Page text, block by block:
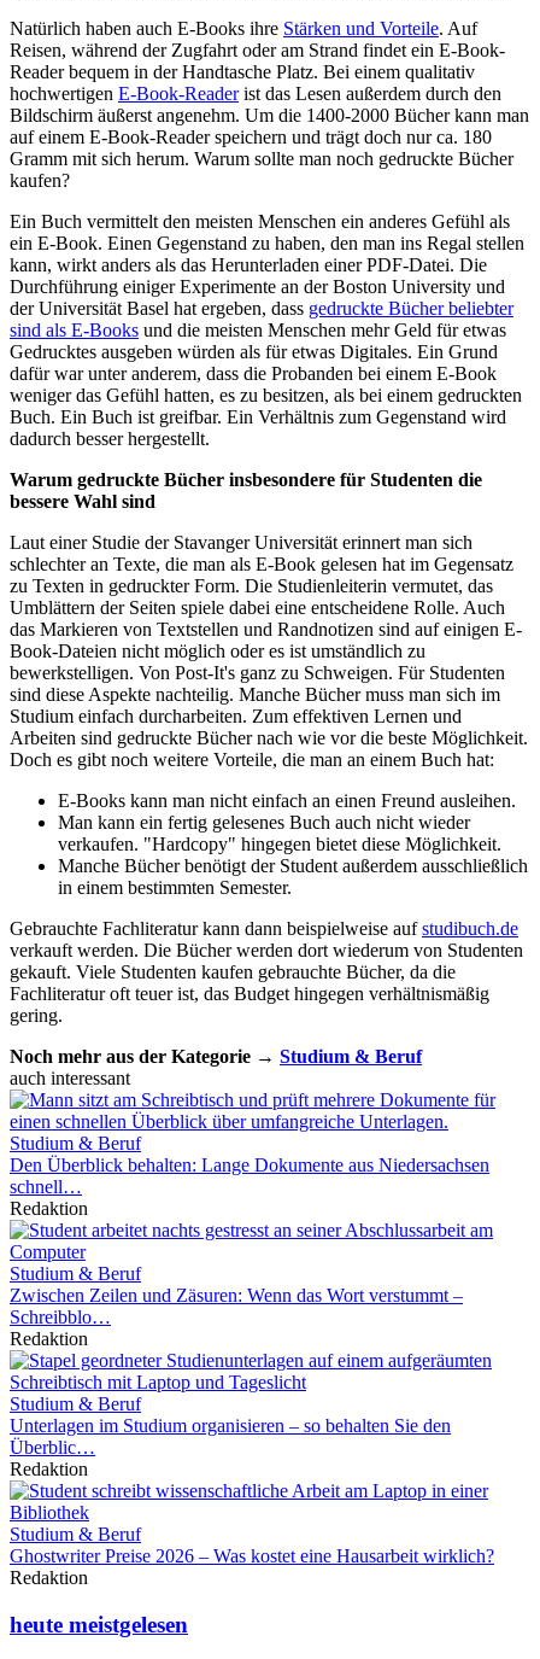
Natürlich haben auch E-Books ihre Stärken und Vorteile. Auf
Reisen, während der Zugfahrt oder am Strand findet ein E-Book-
Reader bequem in der Handtasche Platz. Bei einem qualitativ
hochwertigen E-Book-Readerist das Lesen außerdem durch den
Bildschirm äußerst angenehm. Um die 1400-2000 Bücher kann man
auf einem E-Book-Reader speichern und trägt doch nur ca. 180
Gramm mit sich herum. Warum sollte man noch gedruckte Bücher
kaufen?
Ein Buch vermittelt den meisten Menschen ein anderes Gefühl als
ein E-Book. Einen Gegenstand zu haben, den man ins Regal stellen
kann, wirkt anders als das Herunterladen einer PDF-Datei. Die
Durchführung einiger Experimente an der Boston University und
der Universität Basel hat ergeben, dass gedruckte Bücher beliebter
sind als E-Books und die meisten Menschen mehr Geld für etwas
Gedrucktes ausgeben würden als für etwas Digitales. Ein Grund
dafür war unter anderem, dass die Probanden bei einem E-Book
weniger das Gefühl hatten, es zu besitzen, als bei einem gedruckten
Buch. Ein Buch ist greifbar. Ein Verhältnis zum Gegenstand wird
dadurch besser hergestellt.
Warum gedruckte Bücher insbesondere für Studenten die
bessere Wahl sind
Laut einer Studie der Stavanger Universität erinnert man sich
schlechter an Texte, die man als E-Book gelesen hat im Gegensatz
zu Texten in gedruckter Form. Die Studienleiterin vermutet, das
Umblättern der Seiten spiele dabei eine entscheidene Rolle. Auch
das Markieren von Textstellen und Randnotizen sind auf einigen E-
Book-Dateien nicht möglich oder es ist umständlich zu
bewerkstelligen. Von Post-It's ganz zu Schweigen. Für Studenten
sind diese Aspekte nachteilig. Manche Bücher muss man sich im
Studium einfach durcharbeiten. Zum effektiven Lernen und
Arbeiten sind gedruckte Bücher nach wie vor die beste Möglichkeit.
Doch es gibt noch weitere Vorteile, die man an einem Buch hat:
E-Books kann man nicht einfach an einen Freund ausleihen.
Man kann ein fertig gelesenes Buch auch nicht wieder
verkaufen. "Hardcopy" hingegen bietet diese Möglichkeit.
Manche Bücher benötigt der Student außerdem ausschließlich
in einem bestimmten Semester.
Gebrauchte Fachliteratur kann dann beispielweise aufstudibuch.de
verkauft werden. Die Bücher werden dort wiederum von Studenten
gekauft. Viele Studenten kaufen gebrauchte Bücher, da die
Fachliteratur oft teuer ist, das Budget hingegen verhältnismäßig
gering.
Noch mehr aus der Kategorie → Studium & Beruf
auch interessant
Studium & Beruf
Den Überblick behalten: Lange Dokumente aus Niedersachsen
schnell…
Redaktion
Studium & Beruf
Zwischen Zeilen und Zäsuren: Wenn das Wort verstummt –
Schreibblo…
Redaktion
Studium & Beruf
Unterlagen im Studium organisieren – so behalten Sie den
Überblic…
Redaktion
Studium & Beruf
Ghostwriter Preise 2026 – Was kostet eine Hausarbeit wirklich?
Redaktion
heute meistgelesen